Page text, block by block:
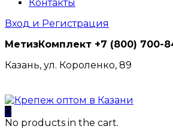
Контакты
Вход и Регистрация
МетизКомплект +7 (800) 700-
Казань, ул. Короленко, 89
0
No products in the cart.